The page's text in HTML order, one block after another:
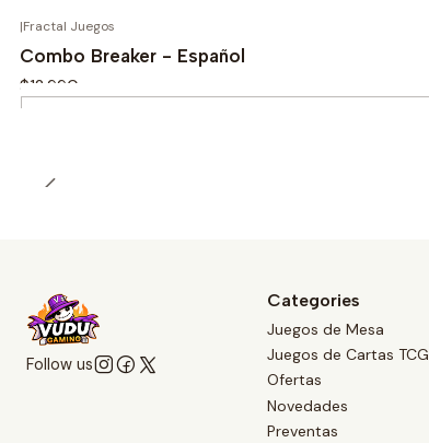
|Fractal Juegos
Combo Breaker - Español
$12.990
Follow us
Categories
Juegos de Mesa
Juegos de Cartas TCG
Ofertas
Novedades
Preventas